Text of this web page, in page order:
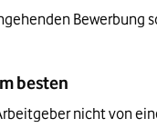
Bewerbung
besten
nicht von